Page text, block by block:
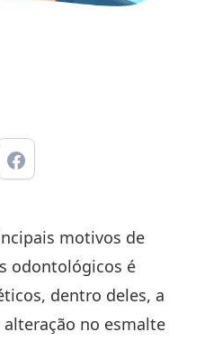
motivos de
odontológicos é
dentro deles, a
alteração no esmalte